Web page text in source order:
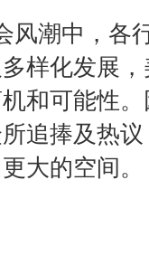
潮中，各
样化发展
和可能性
追捧及热
大的空间。